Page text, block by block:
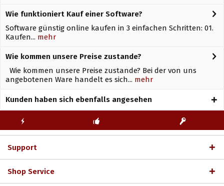
Wie funktioniert Kauf einer Software?
Software günstig online kaufen in 3 einfachen Schritten: 01.
Kaufen... mehr
Wie kommen unsere Preise zustande?
Wie kommen unsere Preise zustande? Bei der von uns
angebotenen Ware handelt es sich... mehr
Kunden haben sich ebenfalls angesehen
KOSTENLOSE
ECHTE
LIZENZSCHLÜSSEL
Support
Shop Service